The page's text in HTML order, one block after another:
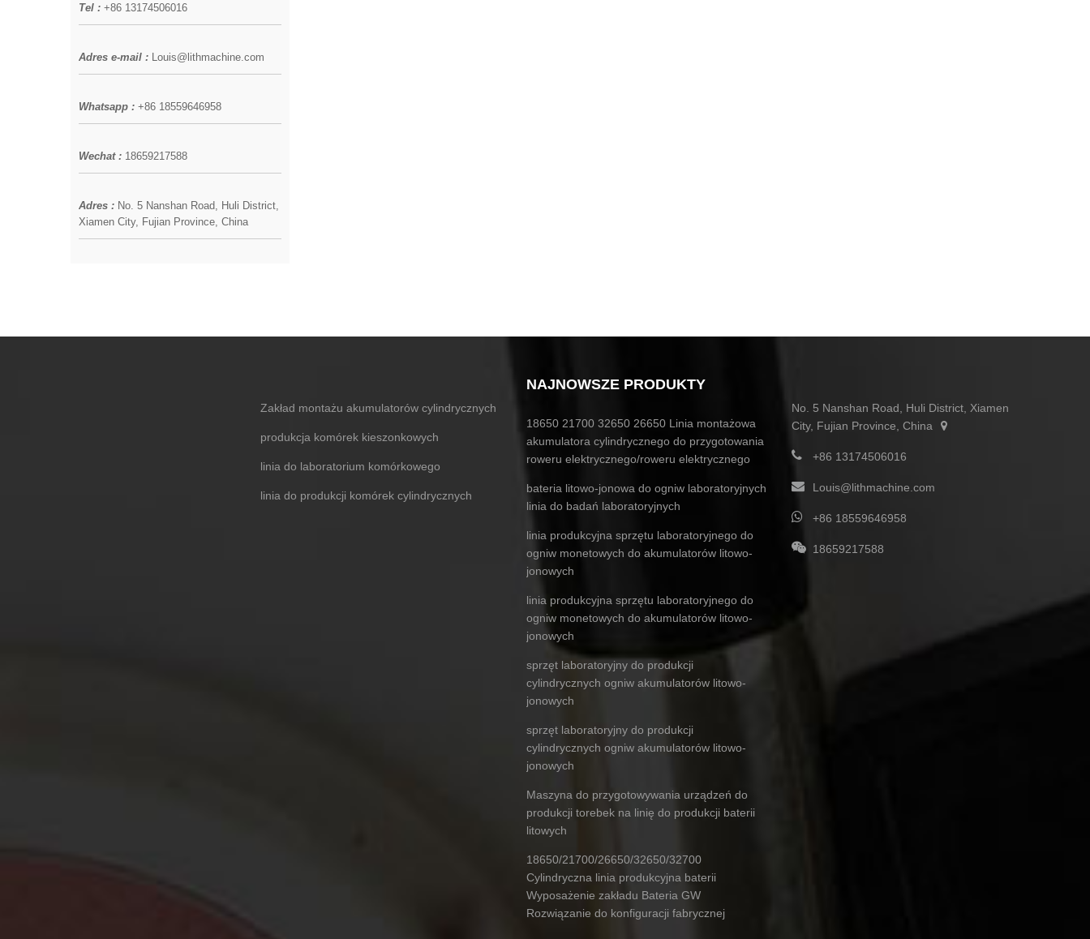
Tel : +86 13174506016
Adres e-mail : Louis@lithmachine.com
Whatsapp : +86 18559646958
Wechat : 18659217588
Adres : No. 5 Nanshan Road, Huli District,
Xiamen City, Fujian Province, China
Zakład montażu akumulatorów cylindrycznych
produkcja komórek kieszonkowych
linia do laboratorium komórkowego
linia do produkcji komórek cylindrycznych
NAJNOWSZE PRODUKTY
18650 21700 32650 26650 Linia montażowa
akumulatora cylindrycznego do przygotowania
roweru elektrycznego/roweru elektrycznego
bateria litowo-jonowa do ogniw laboratoryjnych
linia do badań laboratoryjnych
linia produkcyjna sprzętu laboratoryjnego do
ogniw monetowych do akumulatorów litowo-
jonowych
linia produkcyjna sprzętu laboratoryjnego do
ogniw monetowych do akumulatorów litowo-
jonowych
sprzęt laboratoryjny do produkcji
cylindrycznych ogniw akumulatorów litowo-
jonowych
sprzęt laboratoryjny do produkcji
cylindrycznych ogniw akumulatorów litowo-
jonowych
Maszyna do przygotowywania urządzeń do
produkcji torebek na linię do produkcji baterii
litowych
18650/21700/26650/32650/32700
Cylindryczna linia produkcyjna baterii
Wyposażenie zakładu Bateria GW
Rozwiązanie do konfiguracji fabrycznej
No. 5 Nanshan Road, Huli District, Xiamen
City, Fujian Province, China
+86 13174506016
Louis@lithmachine.com
+86 18559646958
18659217588